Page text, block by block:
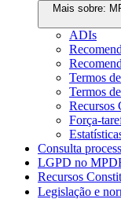
Mais sobre:
ADIs
Termos
Termos
Recursos
Força-
Consulta
LGPD no
Recursos
Legislação e